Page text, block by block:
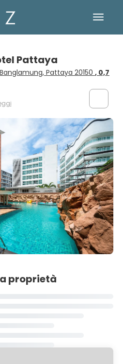
Pattaya
Pattaya 20150 , 0,7
proprietà